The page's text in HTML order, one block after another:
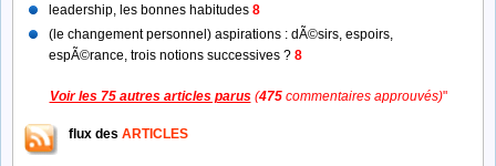
leadership, les bonnes habitudes 8
(le changement personnel) aspirations : dÃ©sirs, espoirs,
espÃ©rance, trois notions successives ? 8
Voir les 75 autres articles parus (475commentaires approuvés)"
flux des ARTICLES